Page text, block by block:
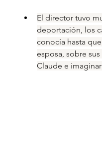
El director tuvo
deportación, los
conocía hasta
esposa, sobre
Claude e